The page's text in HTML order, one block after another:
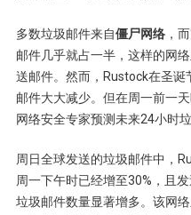
多数垃圾邮件来自僵尸网络，
邮件几乎就占一半，这样的网
送邮件。然而，Rustock在圣
邮件大大减少。但在周一前一
网络安全专家预测未来24小时
周日全球发送的垃圾邮件中，
周一下午时已经增至30%，且
垃圾邮件数量显著增多。该网